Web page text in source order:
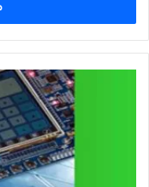
وارد
کنید